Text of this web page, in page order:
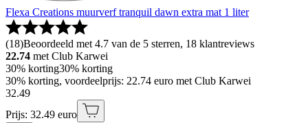
Flexa Creations muurverf tranquil dawn extra mat 1 liter
(18)Beoordeeld met 4.7 van de 5 sterren, 18 klantreviews
22.74 met Club Karwei
30% korting30% korting
30% korting, voordeelprijs: 22.74 euro met Club Karwei
32.49
Prijs: 32.49 euro